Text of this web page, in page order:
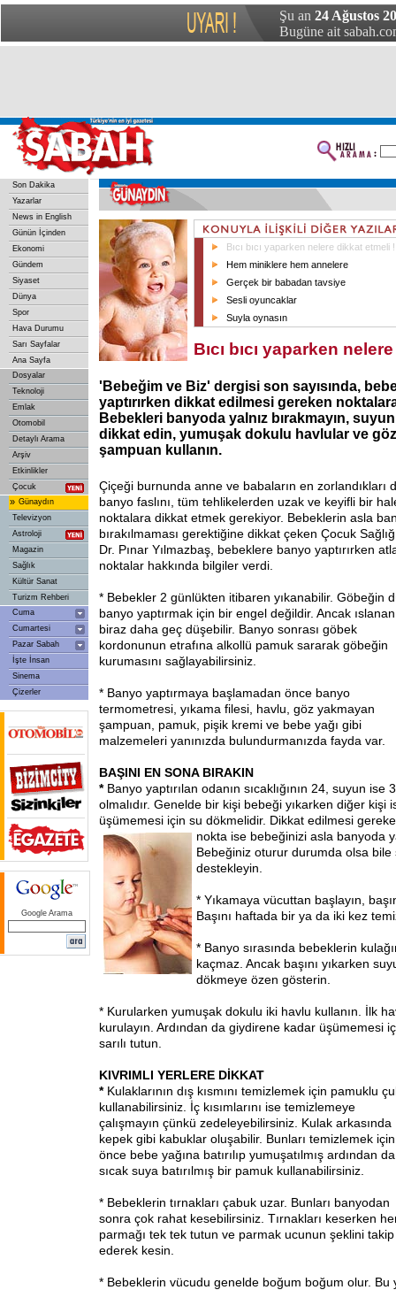
Şu an 24 Ağustos
Bugüne ait
Son Dakika
Yazarlar
News in English
Günün İçinden
Ekonomi
Gündem
Siyaset
Dünya
Spor
Hava Durumu
Sarı Sayfalar
Ana Sayfa
Dosyalar
Teknoloji
Emlak
Otomobil
Detaylı Arama
Arşiv
Etkinlikler
Çocuk
» Günaydın
Televizyon
Astroloji
Magazin
Sağlık
Kültür Sanat
Turizm Rehberi
Cuma
Cumartesi
Pazar Sabah
İşte İnsan
Sinema
Çizerler
Google Arama
Bıcı bıcı yaparken nelere dikkat etmeli !
Hem miniklere hem annelere
Gerçek bir babadan tavsiye
Sesli oyuncaklar
Suyla oynasın
Bıcı bıcı yaparken
'Bebeğim ve Biz' dergisi son sayısında,
yaptırırken dikkat edilmesi gereken
Bebekleri banyoda yalnız bırakmayın, suyun
dikkat edin, yumuşak dokulu havlular ve
şampuan kullanın.
Çiçeği burnunda anne ve babaların en zorlandıkları
banyo faslını, tüm tehlikelerden uzak ve keyifli bir
noktalara dikkat etmek gerekiyor. Bebeklerin asla
bırakılmaması gerektiğine dikkat çeken Çocuk
Dr. Pınar Yılmazbaş, bebeklere banyo yaptırırken
noktalar hakkında bilgiler verdi.
* Bebekler 2 günlükten itibaren yıkanabilir. Göbeğin
banyo yaptırmak için bir engel değildir. Ancak
biraz daha geç düşebilir. Banyo sonrası göbek
kordonunun etrafına alkollü pamuk sararak göbeğin
kurumasını sağlayabilirsiniz.
* Banyo yaptırmaya başlamadan önce banyo
termometresi, yıkama filesi, havlu, göz yakmayan
şampuan, pamuk, pişik kremi ve bebe yağı gibi
malzemeleri yanınızda bulundurmanızda fayda var.
BAŞINI EN SONA BIRAKIN
* Banyo yaptırılan odanın sıcaklığının 24, suyun ise
olmalıdır. Genelde bir kişi bebeği yıkarken diğer kişi
üşümemesi için su dökmelidir. Dikkat edilmesi
nokta ise bebeğinizi asla banyoda
Bebeğiniz oturur durumda olsa bile
destekleyin.
* Yıkamaya vücuttan başlayın,
Başını haftada bir ya da iki kez
* Banyo sırasında bebeklerin
kaçmaz. Ancak başını yıkarken
dökmeye özen gösterin.
* Kurularken yumuşak dokulu iki havlu kullanın. İlk
kurulayın. Ardından da giydirene kadar üşümemesi
sarılı tutun.
KIVRIMLI YERLERE DİKKAT
* Kulaklarının dış kısmını temizlemek için pamuklu
kullanabilirsiniz. İç kısımlarını ise temizlemeye
çalışmayın çünkü zedeleyebilirsiniz. Kulak arkasında
kepek gibi kabuklar oluşabilir. Bunları temizlemek için
önce bebe yağına batırılıp yumuşatılmış ardından da
sıcak suya batırılmış bir pamuk kullanabilirsiniz.
* Bebeklerin tırnakları çabuk uzar. Bunları banyodan
sonra çok rahat kesebilirsiniz. Tırnakları keserken
parmağı tek tek tutun ve parmak ucunun şeklini takip
ederek kesin.
* Bebeklerin vücudu genelde boğum boğum olur. Bu